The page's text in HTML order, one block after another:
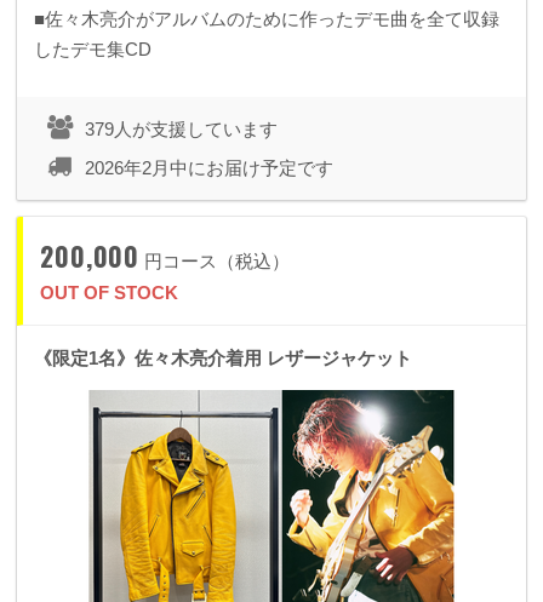
■佐々木亮介がアルバムのために作ったデモ曲を全て収録
したデモ集CD
379人が支援しています
2026年2月中にお届け予定です
200,000 円コース（税込）
OUT OF STOCK
《限定1名》佐々木亮介着用 レザージャケット